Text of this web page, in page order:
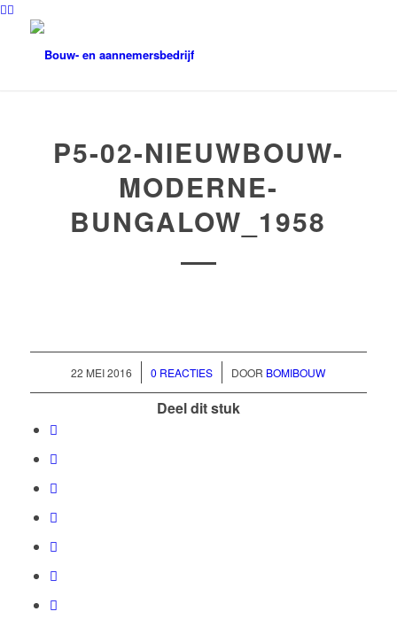
P5-02-NIEUWBOUW-
MODERNE-
BUNGALOW_1958
22 MEI 2016
/ 0 REACTIES
/ DOOR BOMIBOUW
Deel dit stuk